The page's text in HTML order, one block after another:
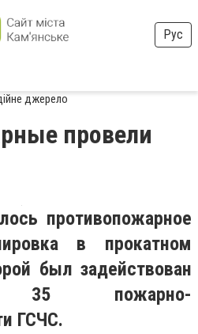
Рус
джерело
провели
противопожарное
в прокатном
был задействован
35 пожарно-
ГСЧС.